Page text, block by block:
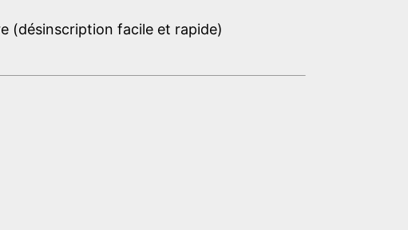
(désinscription facile et rapide)